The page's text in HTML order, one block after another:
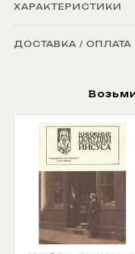
ХАРАКТЕРИСТИКИ
ДОСТАВКА / ОПЛАТА